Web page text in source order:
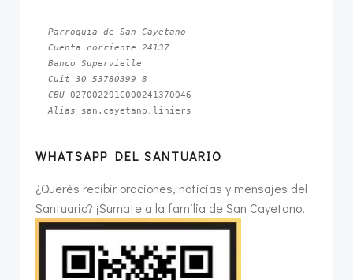
Parroquia de San Cayetano
Cuenta corriente 24137
Banco Supervielle
Cuit 30-53780399-8
CBU
Alias san.cayetano.liniers
WHATSAPP DEL SANTUARIO
¿Querés recibir oraciones, noticias y mensajes del
Santuario? ¡Sumate a la familia de San Cayetano!